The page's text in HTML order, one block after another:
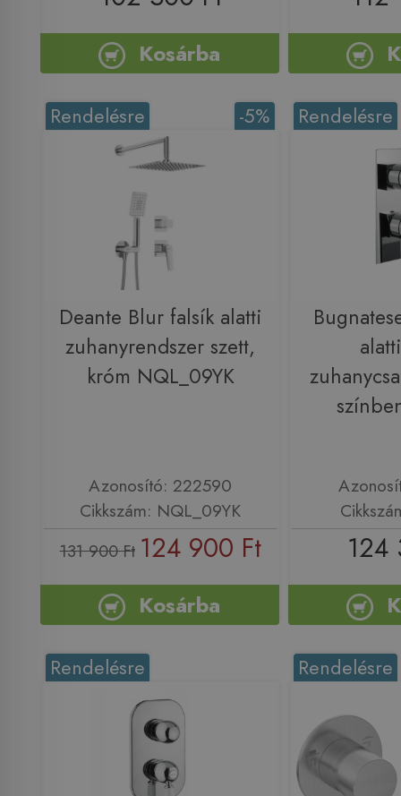
Kosárba
-5%
Rendelésre
Deante Blur falsík alatti
zuhanyrendszer szett,
króm NQL_09YK
Azonosító: 222590
Cikkszám: NQL_09YK
131 900 Ft 124 900 Ft
Kosárba
Rendelésre
124
Rendelésre Rendelésre